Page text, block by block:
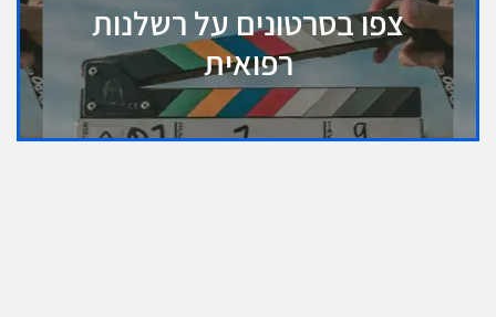
צפו בסרטונים על רשלנות
רפואית